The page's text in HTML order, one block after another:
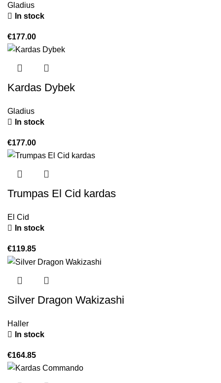
Gladius
In stock
€177.00
Kardas Dybek
Gladius
In stock
€177.00
Trumpas El Cid kardas
El Cid
In stock
€119.85
Silver Dragon Wakizashi
Haller
In stock
€164.85